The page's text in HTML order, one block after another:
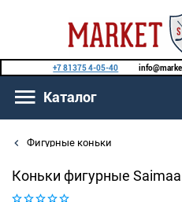
+7 81375 4-05-40
Каталог
Фигурные коньки
Коньки фигурные